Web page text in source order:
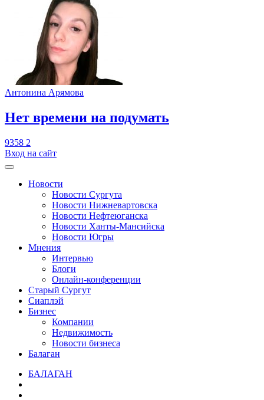
Антонина Арямова
​Нет времени на подумать
9358 2
Вход на сайт
Новости
Новости Сургута
Новости Нижневартовска
Новости Нефтеюганска
Новости Ханты-Мансийска
Новости Югры
Мнения
Интервью
Блоги
Онлайн-конференции
Старый Сургут
Сиаплэй
Бизнес
Компании
Недвижимость
Новости бизнеса
Балаган
БАЛАГАН